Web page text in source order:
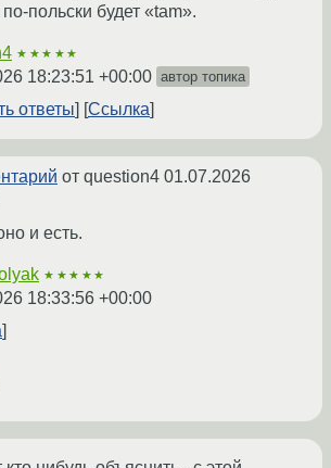
польски будет «tam».
★★★★★
18:23:51 +00:00 автор топика
ответы Ссылка
от question4 01.07.2026
и есть.
★★★★★
18:33:56 +00:00